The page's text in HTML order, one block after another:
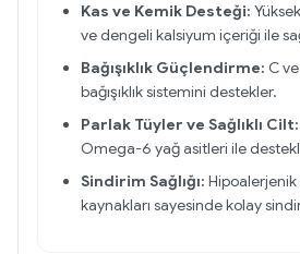
Kas ve Kemik Desteği:
ve dengeli kalsiyum içeriği ile
Bağışıklık Güçlendirme: C
bağışıklık sistemini destekler.
Parlak Tüyler ve Sağlıklı Cilt:
Omega-6 yağ asitleri ile
Sindirim Sağlığı:
kaynakları sayesinde kolay